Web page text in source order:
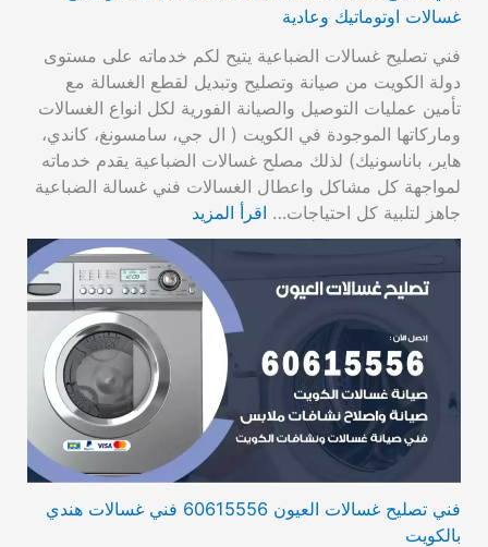
غسالات اوتوماتيك وعادية
فني تصليح غسالات الضباعية يتيح لكم خدماته على مستوى
دولة الكويت من صيانة وتصليح وتبديل لقطع الغسالة مع
تأمين عمليات التوصيل والصيانة الفورية لكل انواع الغسالات
وماركاتها الموجودة في الكويت ( ال جي، سامسونغ، كاندي،
هاير، باناسونيك) لذلك مصلح غسالات الضباعية يقدم خدماته
لمواجهة كل مشاكل واعطال الغسالات فني غسالة الضباعية
جاهز لتلبية كل احتياجات… اقرأ المزيد
فني تصليح غسالات العيون 60615556 فني غسالات هندي
بالكويت